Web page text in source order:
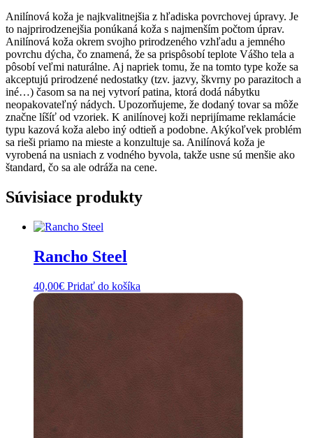
Anilínová koža je najkvalitnejšia z hľadiska povrchovej úpravy. Je
to najprirodzenejšia ponúkaná koža s najmenším počtom úprav.
Anilínová koža okrem svojho prirodzeného vzhľadu a jemného
povrchu dýcha, čo znamená, že sa prispôsobí teplote Vášho tela a
pôsobí veľmi naturálne. Aj napriek tomu, že na tomto type kože sa
akceptujú prirodzené nedostatky (tzv. jazvy, škvrny po parazitoch a
iné…) časom sa na nej vytvorí patina, ktorá dodá nábytku
neopakovateľný nádych. Upozorňujeme, že dodaný tovar sa môže
značne líšíť od vzoriek. K anilínovej koži neprijímame reklamácie
typu kazová koža alebo iný odtieň a podobne. Akýkoľvek problém
sa rieši priamo na mieste a konzultuje sa. Anilínová koža je
vyrobená na usniach z vodného byvola, takže usne sú menšie ako
štandard, čo sa ale odráža na cene.
Súvisiace produkty
Rancho Steel
40,00€ Pridať do košíka